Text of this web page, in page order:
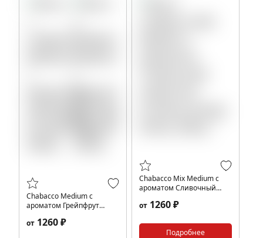
Chabacco Medium с
ароматом Грейпфрут
от 1260 ₽
Chabacco Mix Medium с
ароматом Сливочный
drink), 200гр.
от 1260 ₽
Подробнее